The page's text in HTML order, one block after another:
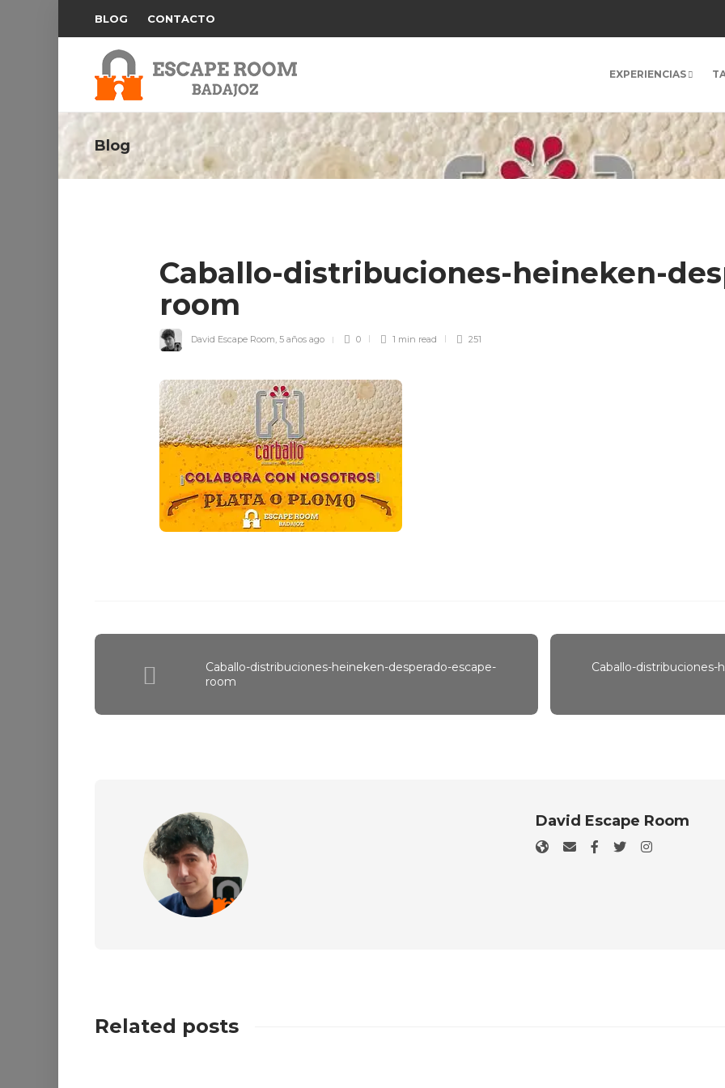
BLOG CONTACTO
EXPERIENCIAS
Blog
Caballo-distribuciones-heineken-
room
David Escape Room, 5 años ago 0 1 min read 251
Caballo-distribuciones-heineken-desperado-escape-
room
Caballo-distribuciones-
David Escape Room
Related posts